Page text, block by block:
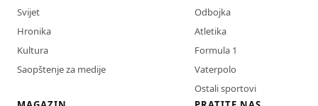
Svijet
Hronika
Kultura
Saopštenje za medije
Odbojka
Atletika
Formula 1
Vaterpolo
Ostali sportovi